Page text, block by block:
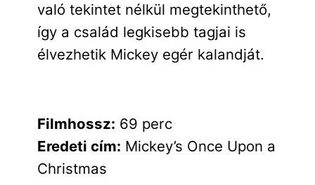
való tekintet nélkül megtekinthető,
így a család legkisebb tagjai is
élvezhetik Mickey egér kalandját.
Filmhossz: 69 perc
Eredeti cím: Mickey’s Once Upon a
Christmas